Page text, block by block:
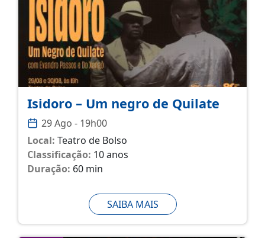
Isidoro – Um negro de Quilate
29 Ago - 19h00
Local: Teatro de Bolso
Classificação: 10 anos
Duração: 60 min
SAIBA MAIS